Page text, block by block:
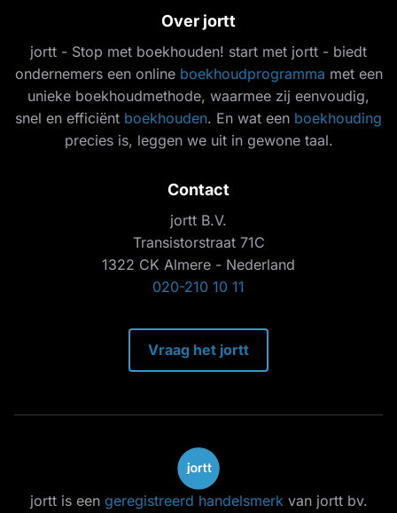
Over jortt
jortt - Stop met boekhouden! start met jortt - biedt
ondernemers een online boekhoudprogramma met een
unieke boekhoudmethode, waarmee zij eenvoudig,
snel en efficiënt boekhouden. En wat een boekhouding
precies is, leggen we uit in gewone taal.
Contact
jortt B.V.
Transistorstraat 71C
1322 CK Almere - Nederland
020-210 10 11
Vraag het jortt
jortt is een geregistreerd handelsmerk van jortt bv.